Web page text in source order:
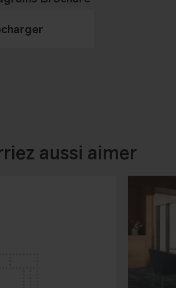
aussi aimer